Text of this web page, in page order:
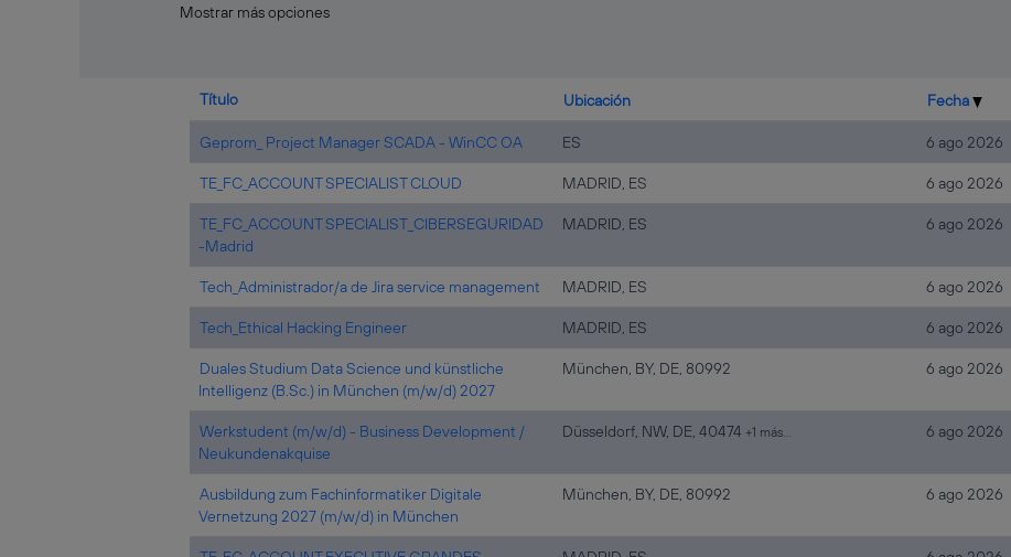
Mostrar más opciones
Título Ubicación Fecha
Geprom_ Project Manager SCADA - WinCC OA ES 6 ago 2026
TE_FC_ACCOUNT SPECIALIST CLOUD MADRID, ES 6 ago 2026
TE_FC_ACCOUNT SPECIALIST_CIBERSEGURIDAD
-Madrid
MADRID, ES 6 ago 2026
Tech_Administrador/a de Jira service management MADRID, ES 6 ago 2026
Tech_Ethical Hacking Engineer MADRID, ES 6 ago 2026
Duales Studium Data Science und künstliche
Intelligenz (B.Sc.) in München (m/w/d) 2027
München, BY, DE, 80992 6 ago 2026
Werkstudent (m/w/d) - Business Development /
Neukundenakquise
Düsseldorf, NW, DE, 40474 +1 más… 6 ago 2026
Ausbildung zum Fachinformatiker Digitale
Vernetzung 2027 (m/w/d) in München
München, BY, DE, 80992 6 ago 2026